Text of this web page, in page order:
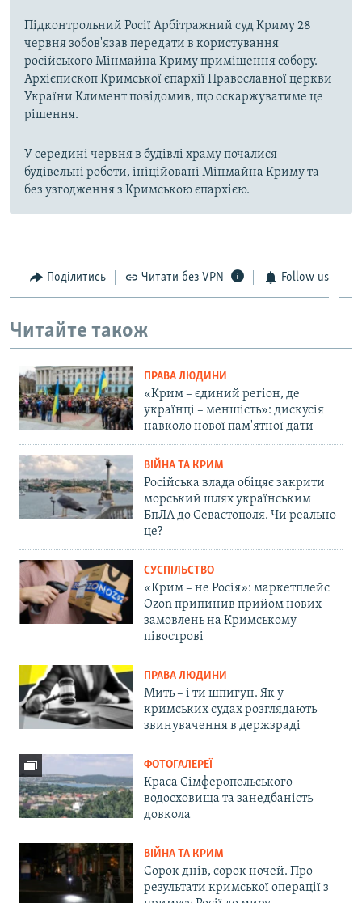
Підконтрольний Росії Арбітражний суд Криму 28
червня зобов'язав передати в користування
російського Мінмайна Криму приміщення собору.
Архієпископ Кримської єпархії Православної церкви
України Климент повідомив, що оскаржуватиме це
рішення.
У середині червня в будівлі храму почалися
будівельні роботи, ініційовані Мінмайна Криму та
без узгодження з Кримською єпархією.
Поділитись Читати без VPN Follow us
Читайте також
ПРАВА ЛЮДИНИ
«Крим – єдиний регіон, де
українці – меншість»: дискусія
навколо нової пам'ятної дати
ВІЙНА ТА КРИМ
Російська влада обіцяє закрити
морський шлях українським
БпЛА до Севастополя. Чи реально
це?
СУСПІЛЬСТВО
«Крим – не Росія»: маркетплейс
Ozon припинив прийом нових
замовлень на Кримському
півострові
ПРАВА ЛЮДИНИ
Мить – і ти шпигун. Як у
кримських судах розглядають
звинувачення в держзраді
ФОТОГАЛЕРЕЇ
Краса Сімферопольського
водосховища та занедбаність
довкола
ВІЙНА ТА КРИМ
Сорок днів, сорок ночей. Про
результати кримської операції з